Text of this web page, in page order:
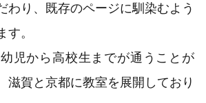
わり、既存のページに馴染むよう
す。
児から高校生までが通うことが
滋賀と京都に教室を展開しており